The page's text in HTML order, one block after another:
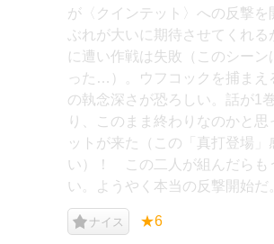
が〈クインテット〉への反撃を
ぶれが大いに期待させてくれる
に遭い作戦は失敗（このシーン
った…）。ウフコックを捕まえ
の執念深さが恐ろしい。話が1
り、このまま終わりなのかと思
ットが来た（この「真打登場」
い）！ この二人が組んだらも
い。ようやく本当の反撃開始だ
ナイス ★6